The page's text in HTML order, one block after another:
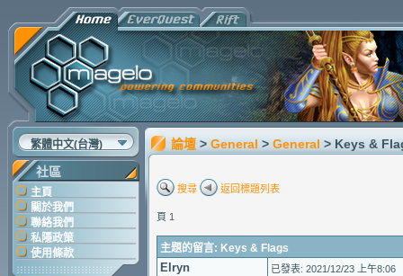
繁體中文(台灣)
社區
主頁
關於我們
聯絡我們
私隱政策
使用條款
論壇 > General > General > Keys &
搜尋 返回標題列表
頁 1
主題的留言: Keys & Flags
Elryn 已發表: 2021/12/23 上午8:06